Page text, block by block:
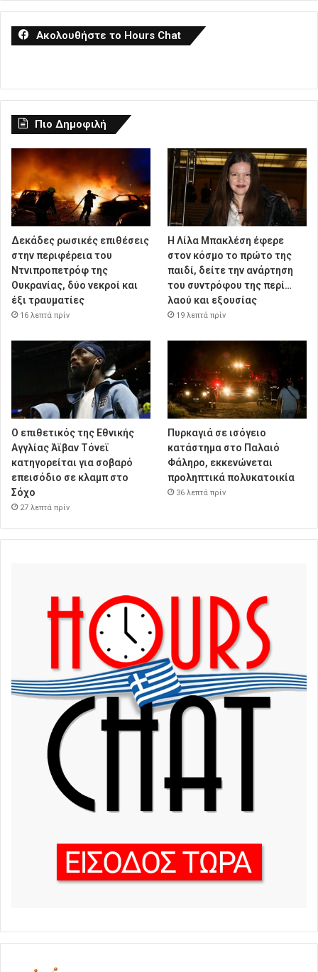
Ακολουθήστε το Hours Chat
Πιο Δημοφιλή
Δεκάδες ρωσικές επιθέσεις
στην περιφέρεια του
Ντνιπροπετρόφ της
Ουκρανίας, δύο νεκροί και
έξι τραυματίες
16 λεπτά πρίν
Η Λίλα Μπακλέση έφερε
στον κόσμο το πρώτο της
παιδί, δείτε την ανάρτηση
του συντρόφου της περί…
λαού και εξουσίας
19 λεπτά πρίν
Ο επιθετικός της Εθνικής
Αγγλίας Άϊβαν Τόνεϊ
κατηγορείται για σοβαρό
επεισόδιο σε κλαμπ στο
Σόχο
27 λεπτά πρίν
Πυρκαγιά σε ισόγειο
κατάστημα στο Παλαιό
Φάληρο, εκκενώνεται
προληπτικά πολυκατοικία
36 λεπτά πρίν